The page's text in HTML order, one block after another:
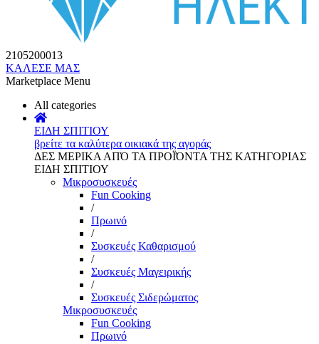
2105200013
ΚΑΛΕΣΕ ΜΑΣ
Marketplace Menu
All categories
ΕΙΔΗ ΣΠΙΤΙΟΥ
βρείτε τα καλύτερα οικιακά της αγοράς
ΔΕΣ ΜΕΡΙΚΑ ΑΠΌ ΤΑ ΠΡΟΪΌΝΤΑ ΤΗΣ ΚΑΤΗΓΟΡΙΑΣ
ΕΙΔΗ ΣΠΙΤΙΟΥ
Μικροσυσκευές
Fun Cooking
/
Πρωινό
/
Συσκευές Καθαρισμού
/
Συσκευές Μαγειρικής
/
Συσκευές Σιδερώματος
Μικροσυσκευές
Fun Cooking
Πρωινό